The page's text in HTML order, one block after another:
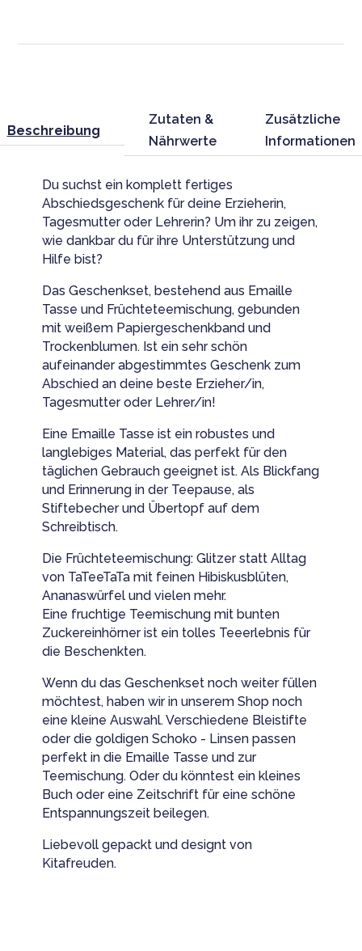
Beschreibung
Zutaten &
Nährwerte
Zusätzliche
Informationen
Du suchst ein komplett fertiges
Abschiedsgeschenk für deine Erzieherin,
Tagesmutter oder Lehrerin? Um ihr zu zeigen,
wie dankbar du für ihre Unterstützung und
Hilfe bist?
Das Geschenkset, bestehend aus Emaille
Tasse und Früchteteemischung, gebunden
mit weißem Papiergeschenkband und
Trockenblumen. Ist ein sehr schön
aufeinander abgestimmtes Geschenk zum
Abschied an deine beste Erzieher/in,
Tagesmutter oder Lehrer/in!
Eine Emaille Tasse ist ein robustes und
langlebiges Material, das perfekt für den
täglichen Gebrauch geeignet ist. Als Blickfang
und Erinnerung in der Teepause, als
Stiftebecher und Übertopf auf dem
Schreibtisch.
Die Früchteteemischung: Glitzer statt Alltag
von TaTeeTaTa mit feinen Hibiskusblüten,
Ananaswürfel und vielen mehr.
Eine fruchtige Teemischung mit bunten
Zuckereinhörner ist ein tolles Teeerlebnis für
die Beschenkten.
Wenn du das Geschenkset noch weiter füllen
möchtest, haben wir in unserem Shop noch
eine kleine Auswahl. Verschiedene Bleistifte
oder die goldigen Schoko - Linsen passen
perfekt in die Emaille Tasse und zur
Teemischung. Oder du könntest ein kleines
Buch oder eine Zeitschrift für eine schöne
Entspannungszeit beilegen.
Liebevoll gepackt und designt von
Kitafreuden.